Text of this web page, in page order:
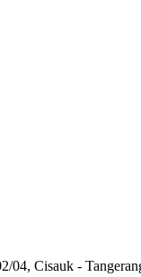
04, Cisauk -